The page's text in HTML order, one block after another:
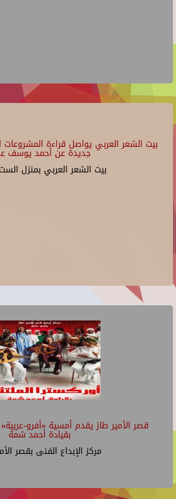
بيت الشعر العربي يواصل قراءة المشروعات
جديدة عن أحمد يوسف
بيت الشعر العربي بمنزل
قصر الأمير طاز يقدم أمسية «أفرو-
بقيادة أحمد شمة
مركز الإبداع الفنى بقصر